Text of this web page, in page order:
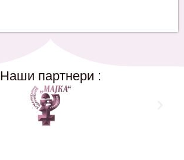
Наши партнери :